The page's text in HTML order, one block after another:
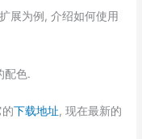
展为例, 介绍如何使用
配色.
的下载地址, 现在最新的